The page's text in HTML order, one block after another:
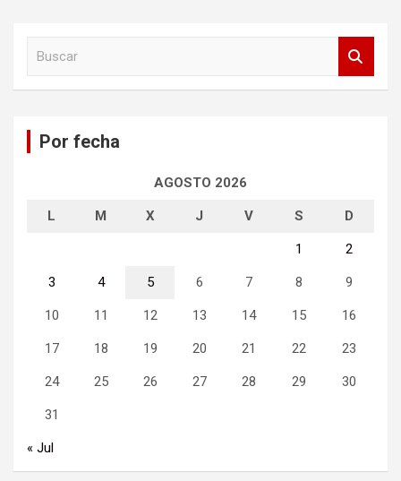
Por fecha
AGOSTO 2026
L M X J V S D
1 2
3 4 5 6 7 8 9
10 11 12 13 14 15 16
17 18 19 20 21 22 23
24 25 26 27 28 29 30
31
« Jul